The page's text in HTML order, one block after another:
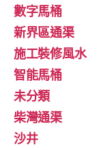
數字馬桶
新界區通渠
施工裝修風水
智能馬桶
未分類
柴灣通渠
沙井